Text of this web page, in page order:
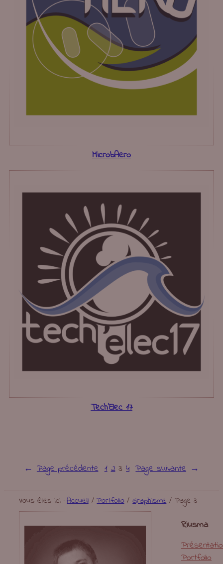
MicrobAero
Tech’Elec 17
← Page précédente 1 2 3 4 Page suivante →
Vous êtes ici :Accueil/Portfolio/Graphisme/Page 3
Riusma
Portfolio